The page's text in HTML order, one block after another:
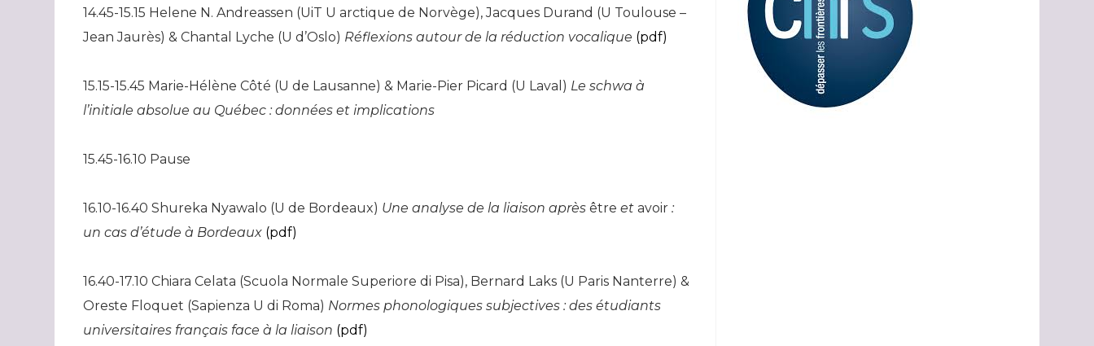
14.45-15.15 Helene N. Andreassen (UiT U arctique de Norvège), Jacques Durand (U Toulouse –
Jean Jaurès) & Chantal Lyche (U d’Oslo) Réflexions autour de la réduction vocalique (pdf)
15.15-15.45 Marie-Hélène Côté (U de Lausanne) & Marie-Pier Picard (U Laval) Le schwa à
l’initiale absolue au Québec : données et implications
15.45-16.10 Pause
16.10-16.40 Shureka Nyawalo (U de Bordeaux) Une analyse de la liaison après être et avoir :
un cas d’étude à Bordeaux (pdf)
16.40-17.10 Chiara Celata (Scuola Normale Superiore di Pisa), Bernard Laks (U Paris Nanterre) &
Oreste Floquet (Sapienza U di Roma) Normes phonologiques subjectives : des étudiants
universitaires français face à la liaison (pdf)